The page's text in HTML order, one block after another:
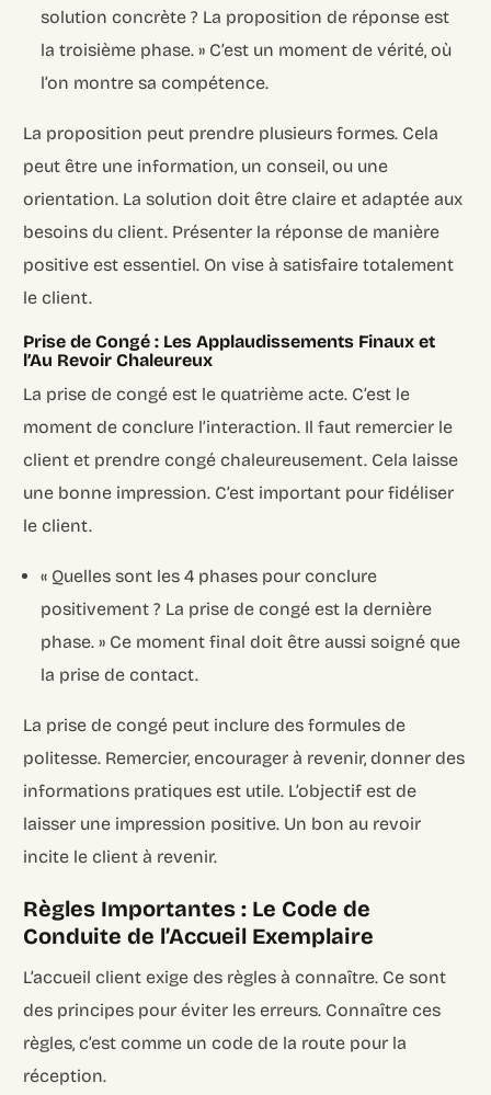
solution concrète ? La proposition de réponse est
la troisième phase. » C’est un moment de vérité, où
l’on montre sa compétence.
La proposition peut prendre plusieurs formes. Cela
peut être une information, un conseil, ou une
orientation. La solution doit être claire et adaptée aux
besoins du client. Présenter la réponse de manière
positive est essentiel. On vise à satisfaire totalement
le client.
Prise de Congé : Les Applaudissements Finaux et
l’Au Revoir Chaleureux
La prise de congé est le quatrième acte. C’est le
moment de conclure l’interaction. Il faut remercier le
client et prendre congé chaleureusement. Cela laisse
une bonne impression. C’est important pour fidéliser
le client.
« Quelles sont les 4 phases pour conclure
positivement ? La prise de congé est la dernière
phase. » Ce moment final doit être aussi soigné que
la prise de contact.
La prise de congé peut inclure des formules de
politesse. Remercier, encourager à revenir, donner des
informations pratiques est utile. L’objectif est de
laisser une impression positive. Un bon au revoir
incite le client à revenir.
Règles Importantes : Le Code de
Conduite de l’Accueil Exemplaire
L’accueil client exige des règles à connaître. Ce sont
des principes pour éviter les erreurs. Connaître ces
règles, c’est comme un code de la route pour la
réception.